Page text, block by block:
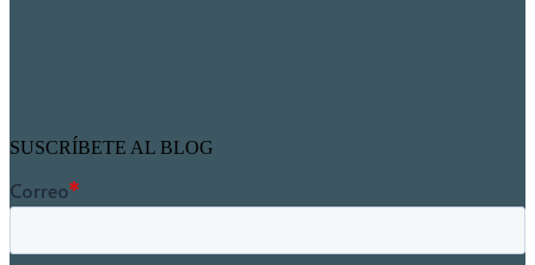
SUSCRÍBETE AL BLOG